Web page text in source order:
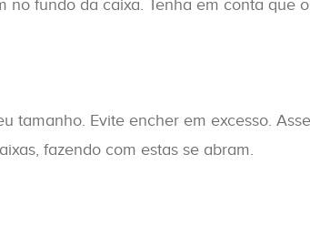
fundo da caixa. Tenha em conta que
tamanho. Evite encher em excesso.
fazendo com estas se abram.